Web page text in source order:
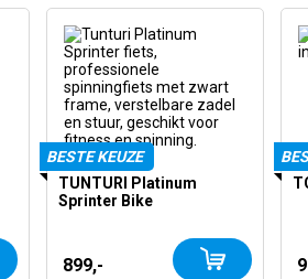
BESTE KEUZE
TUNTURI Platinum
Sprinter Bike
899,-